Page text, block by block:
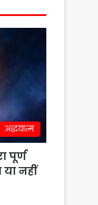
अद्धयात्म
पूर्ण
नहीं